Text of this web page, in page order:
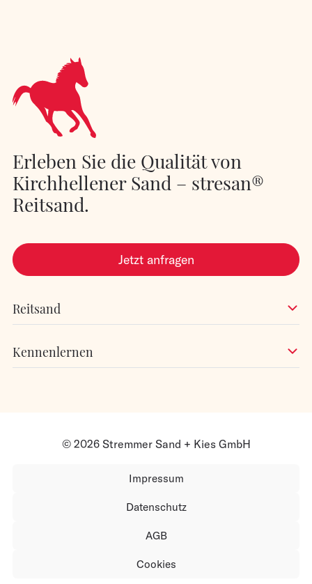
Erleben Sie die Qualität von
Kirchhellener Sand – stresan®
Reitsand.
Jetzt anfragen
Reitsand
Kennenlernen
© 2026 Stremmer Sand + Kies GmbH
Impressum
Datenschutz
AGB
Cookies